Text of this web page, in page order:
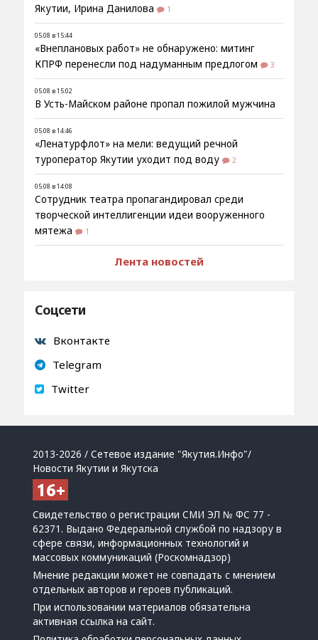
Якутии, Ирина Данилова
1
05.08 в 15:44
«Внеплановых работ» не обнаружено: митинг
КПРФ перенесли под надуманным предлогом
3
05.08 в 15:02
В Усть-Майском районе пропал пожилой мужчина
05.08 в 14:46
«Ленатурфлот» на мели: ведущий речной
туроператор Якутии уходит под воду
2
05.08 в 14:08
Сотрудник театра пропагандировал среди
творческой интеллигенции идеи вооруженного
мятежа
1
Лента новостей
Соцсети
Вконтакте
Telegram
Twitter
2013-2026 / Сетевое издание "Якутия.Инфо"/
Новости Якутии и Якутска
Свидетельство о регистрации СМИ ЭЛ № ФС 77 -
62371. Выдано Федеральной службой по надзору в
сфере связи, информационных технологий и
массовых коммуникаций (Роскомнадзор)
Мнение редакции может не совпадать с мнением
отдельных авторов и героев публикаций.
При использовании материалов обязательна
активная ссылка на сайт.